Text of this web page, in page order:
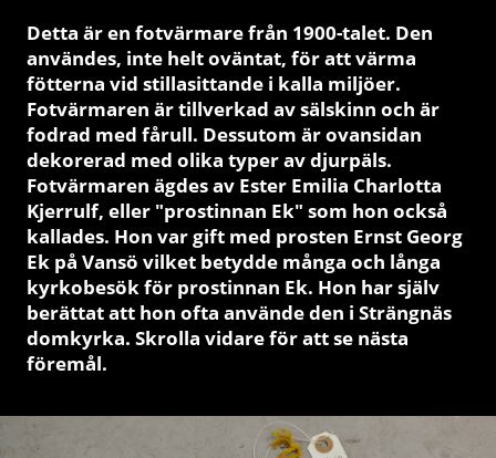
Detta är en fotvärmare från 1900-talet. Den
användes, inte helt oväntat, för att värma
fötterna vid stillasittande i kalla miljöer.
Fotvärmaren är tillverkad av sälskinn och är
fodrad med fårull. Dessutom är ovansidan
dekorerad med olika typer av djurpäls.
Fotvärmaren ägdes av Ester Emilia Charlotta
Kjerrulf, eller "prostinnan Ek" som hon också
kallades. Hon var gift med prosten Ernst Georg
Ek på Vansö vilket betydde många och långa
kyrkobesök för prostinnan Ek. Hon har själv
berättat att hon ofta använde den i Strängnäs
domkyrka. Skrolla vidare för att se nästa
föremål.